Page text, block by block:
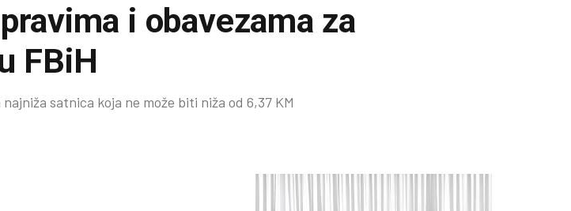
i obavezama za
FBiH
satnica koja ne može biti niža od 6,37 KM